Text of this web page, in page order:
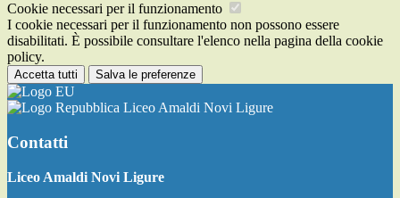
Cookie necessari per il funzionamento
I cookie necessari per il funzionamento non possono essere
disabilitati. È possibile consultare l'elenco nella pagina della cookie
policy.
Accetta tutti Salva le preferenze
Liceo Amaldi Novi Ligure
Contatti
Liceo Amaldi Novi Ligure